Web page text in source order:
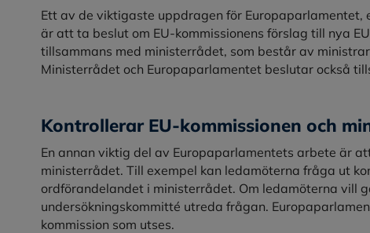
Ett av de viktigaste uppdragen för Europaparlamentet,
är att ta beslut om EU-kommissionens förslag till nya
tillsammans med ministerrådet, som består av
Ministerrådet och Europaparlamentet beslutar också
Kontrollerar EU-kommissionen och
En annan viktig del av Europaparlamentets arbete är
ministerrådet. Till exempel kan ledamöterna fråga ut
ordförandelandet i ministerrådet. Om ledamöterna vill
undersökningskommitté utreda frågan.
kommission som utses.